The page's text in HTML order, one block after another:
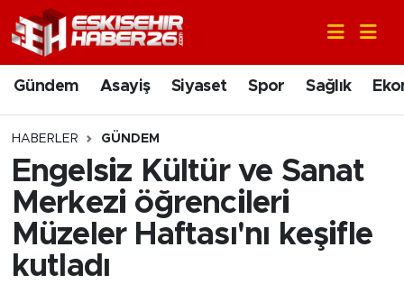
Gündem Asayiş Siyaset Spor Sağlık
HABERLER GÜNDEM
Engelsiz Kültür ve Sanat
Merkezi öğrencileri
Müzeler Haftası'nı keşifle
kutladı
Gündem
Asayiş
Siyaset
Spor
Sağlık
Nöbetçi Eczaneler
Hava Durumu
Trafik Durumu
Süper Lig Puan Durumu ve Fikstür
Tüm Manşetler